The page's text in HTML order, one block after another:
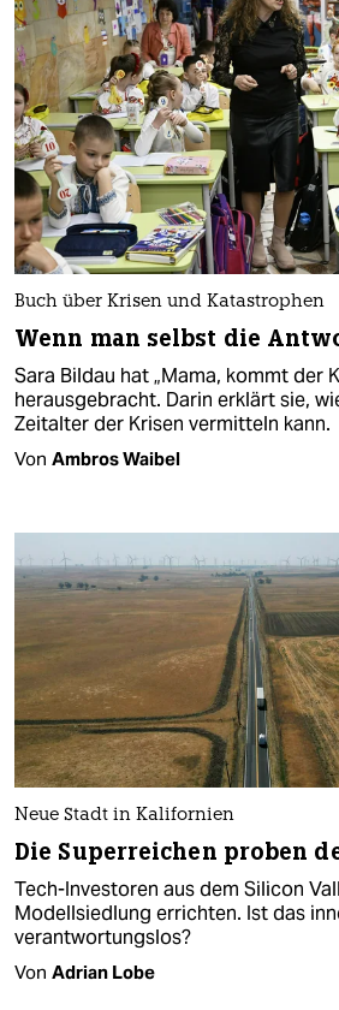
Buch über Krisen und Katastrophen
Wenn man selbst die
Sara Bildau hat „Mama, kommt der
herausgebracht. Darin erklärt sie,
Zeitalter der Krisen vermitteln kann.
Von Ambros Waibel
Neue Stadt in Kalifornien
Die Superreichen proben
Tech-Investoren aus dem Silicon
Modellsiedlung errichten. Ist das
verantwortungslos?
Von Adrian Lobe